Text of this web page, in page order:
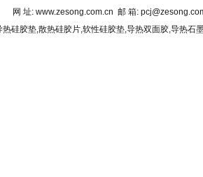
网 址: www.zesong.com.cn 邮 箱:
热硅胶垫,散热硅胶片,软性硅胶垫,导热双面胶,导热石